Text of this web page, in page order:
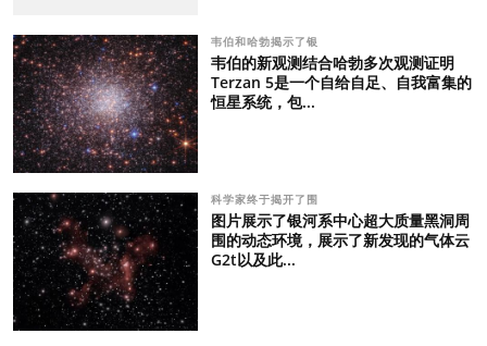
韦伯和哈勃揭示了银
韦伯的新观测结合哈勃多次观测证明
Terzan 5是一个自给自足、自我富集的
恒星系统，包...
科学家终于揭开了围
图片展示了银河系中心超大质量黑洞周
围的动态环境，展示了新发现的气体云
G2t以及此...